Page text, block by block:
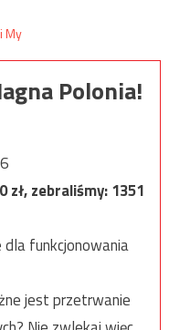
Polonia!
zł, zebraliśmy:1351
funkcjonowania
jest przetrwanie